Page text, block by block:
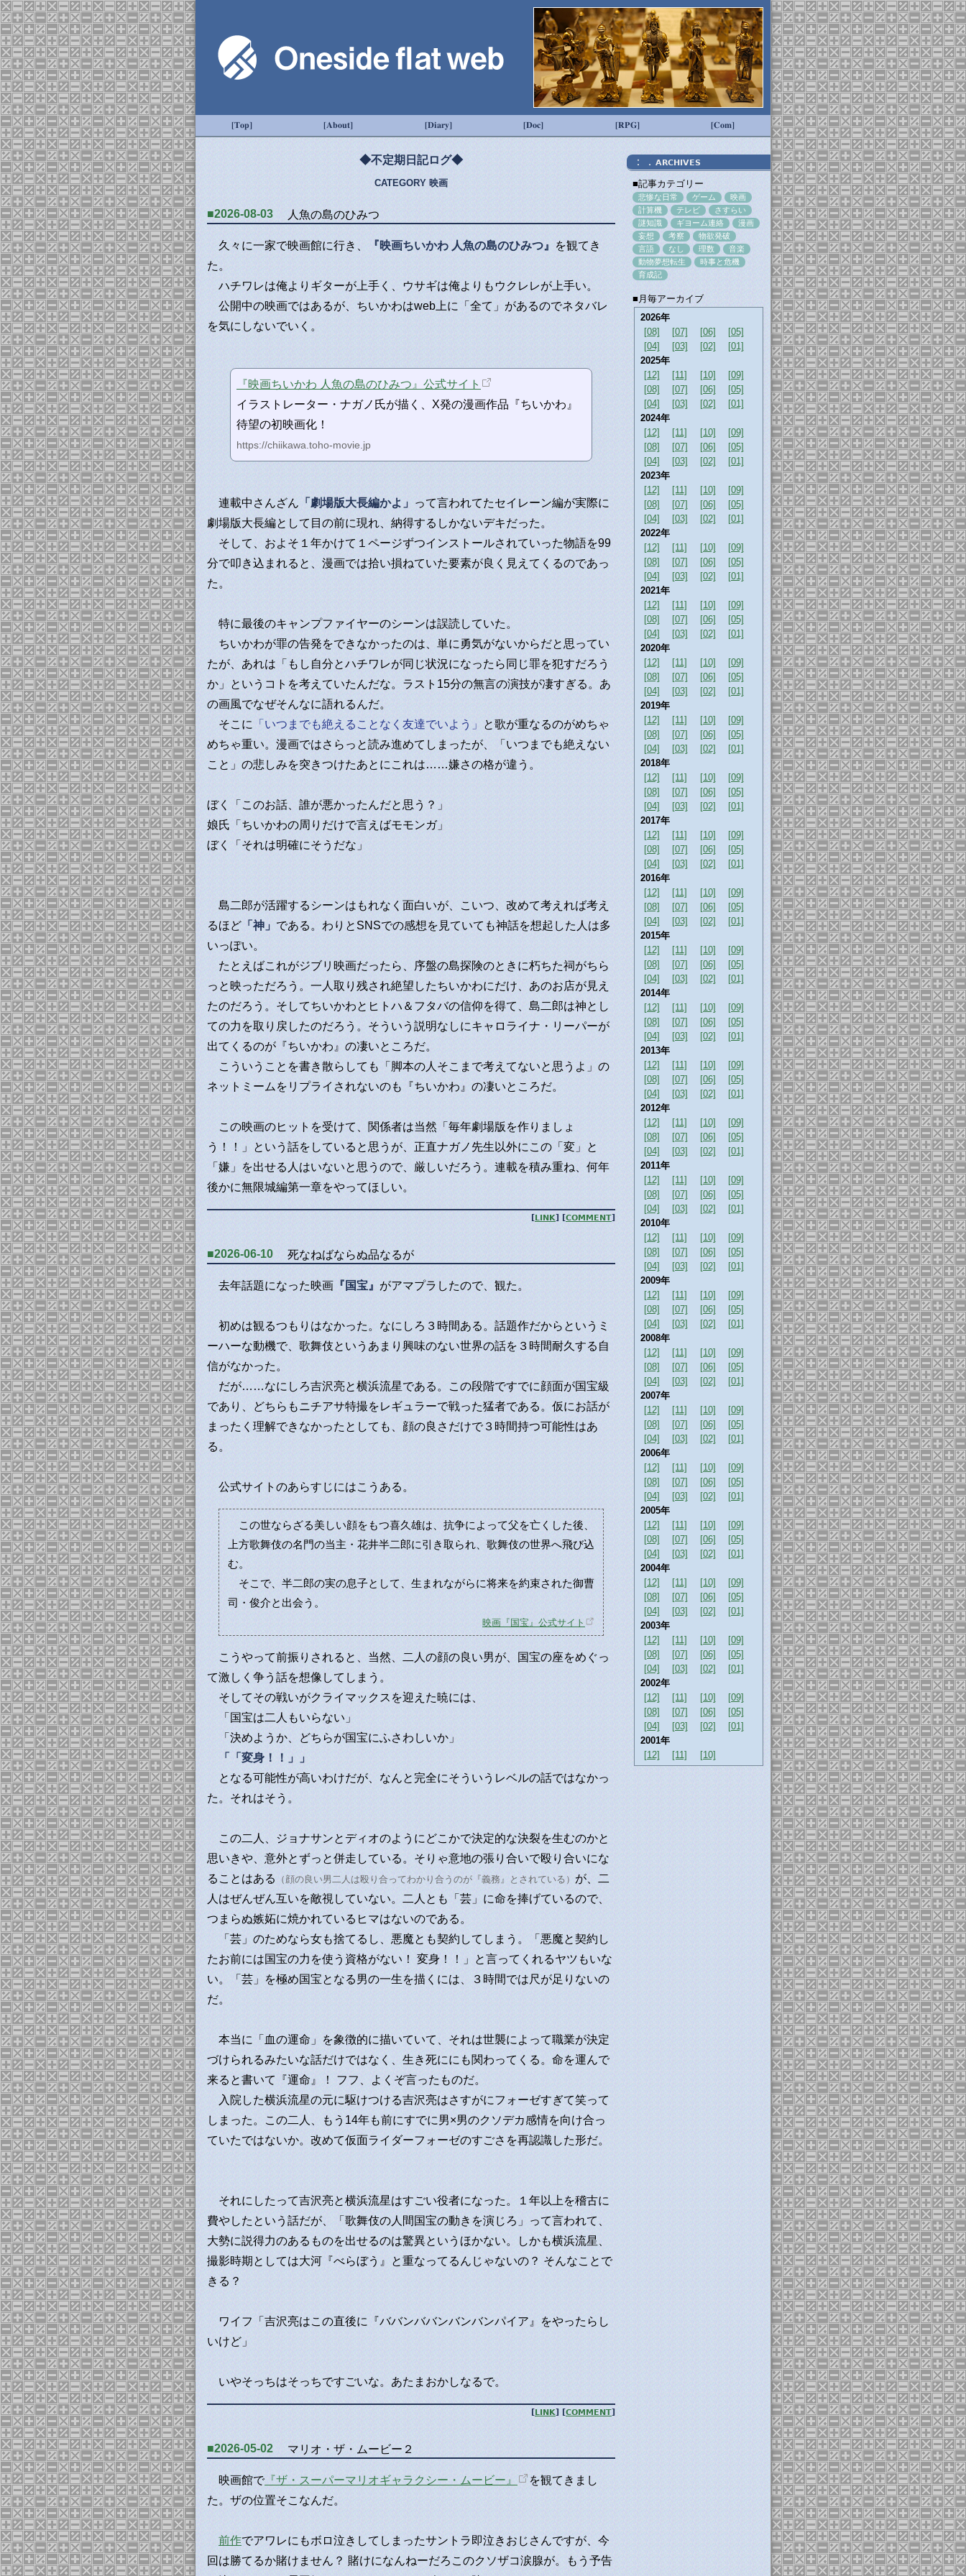
[Top] [About] [Diary] [Doc] [RPG] [Com]
◆不定期日記ログ◆
CATEGORY 映画
■2026-08-03 人魚の島のひみつ
久々に一家で映画館に行き、 『映画ちいかわ 人魚の島のひみつ』
を観てき
た。
ハチワレは俺よりギターが上手く、ウサギは俺よりもウクレレが上手い。
公開中の映画ではあるが、ちいかわはweb上に「全て」があるのでネタバレ
を気にしないでいく。
『映画ちいかわ 人魚の島のひみつ』公式サイト
イラストレーター・ナガノ氏が描く、X発の漫画作品『ちいかわ』
待望の初映画化！
https://chiikawa.toho-movie.jp
連載中さんざん 「劇場版大長編かよ」 って言われてたセイレーン編が実際に
劇場版大長編として目の前に現れ、納得するしかないデキだった。
そして、およそ１年かけて１ページずつインストールされていった物語を99
分で叩き込まれると、漫画では拾い損ねていた要素が良く見えてくるのであっ
た。
特に最後のキャンプファイヤーのシーンは誤読していた。
ちいかわが罪の告発をできなかったのは、単に勇気がないからだと思ってい
たが、あれは「もし自分とハチワレが同じ状況になったら同じ罪を犯すだろう
か」というコトを考えていたんだな。ラスト15分の無言の演技が凄すぎる。あ
の画風でなぜそんなに語れるんだ。
そこに
「いつまでも絶えることなく友達でいよう」
と歌が重なるのがめちゃ
めちゃ重い。漫画ではさらっと読み進めてしまったが、「いつまでも絶えない
こと」の悲しみを突きつけたあとにこれは……嫌さの格が違う。
ぼく「このお話、誰が悪かったんだと思う？」
娘氏「ちいかわの周りだけで言えばモモンガ」
ぼく「それは明確にそうだな」
島二郎が活躍するシーンはもれなく面白いが、こいつ、改めて考えれば考え
るほど 「神」 である。わりとSNSでの感想を見ていても神話を想起した人は多
いっぽい。
たとえばこれがジブリ映画だったら、序盤の島探険のときに朽ちた祠がちら
っと映っただろう。一人取り残され絶望したちいかわにだけ、あのお店が見え
たのだろう。そしてちいかわとヒトハ＆フタバの信仰を得て、島二郎は神とし
ての力を取り戻したのだろう。そういう説明なしにキャロライナ・リーパーが
出てくるのが『ちいかわ』の凄いところだ。
こういうことを書き散らしても「脚本の人そこまで考えてないと思うよ」の
ネットミームをリプライされないのも『ちいかわ』の凄いところだ。
この映画のヒットを受けて、関係者は当然「毎年劇場版を作りましょ
う！！」という話をしていると思うが、正直ナガノ先生以外にこの「変」と
「嫌」を出せる人はいないと思うので、厳しいだろう。連載を積み重ね、何年
後かに無限城編第一章をやってほしい。
[LINK ] [COMMENT]
■2026-06-10 死なねばならぬ品なるが
去年話題になった映画 『国宝』 がアマプラしたので、観た。
初めは観るつもりはなかった。なにしろ３時間ある。話題作だからというミ
ーハーな動機で、歌舞伎というあまり興味のない世界の話を３時間耐久する自
信がなかった。
だが……なにしろ吉沢亮と横浜流星である。この段階ですでに顔面が国宝級
であり、どちらもニチアサ特撮をレギュラーで戦った猛者である。仮にお話が
まったく理解できなかったとしても、顔の良さだけで３時間持つ可能性はあ
る。
公式サイトのあらすじにはこうある。
この世ならざる美しい顔をもつ喜久雄は、抗争によって父を亡くした後、
上方歌舞伎の名門の当主・花井半二郎に引き取られ、歌舞伎の世界へ飛び込
む。
そこで、半二郎の実の息子として、生まれながらに将来を約束された御曹
司・俊介と出会う。
映画『国宝』公式サイト
こうやって前振りされると、当然、二人の顔の良い男が、国宝の座をめぐっ
て激しく争う話を想像してしまう。
そしてその戦いがクライマックスを迎えた暁には、
「国宝は二人もいらない」
「決めようか、どちらが国宝にふさわしいか」
「「変身！！」」
となる可能性が高いわけだが、なんと完全にそういうレベルの話ではなかっ
た。それはそう。
この二人、ジョナサンとディオのようにどこかで決定的な決裂を生むのかと
思いきや、意外とずっと併走している。そりゃ意地の張り合いで殴り合いにな
ることはある
（顔の良い男二人は殴り合ってわかり合うのが『義務』とされている） が、二
人はぜんぜん互いを敵視していない。二人とも「芸」に命を捧げているので、
つまらぬ嫉妬に焼かれているヒマはないのである。
「芸」のためなら女も捨てるし、悪魔とも契約してしまう。「悪魔と契約し
たお前には国宝の力を使う資格がない！ 変身！！」と言ってくれるヤツもいな
い。「芸」を極め国宝となる男の一生を描くには、３時間では尺が足りないの
だ。
本当に「血の運命」を象徴的に描いていて、それは世襲によって職業が決定
づけられるみたいな話だけではなく、生き死ににも関わってくる。命を運んで
来ると書いて『運命』！ フフ、よくぞ言ったものだ。
入院した横浜流星の元に駆けつける吉沢亮はさすがにフォーゼすぎて笑って
しまった。この二人、もう14年も前にすでに男×男のクソデカ感情を向け合っ
ていたではないか。改めて仮面ライダーフォーゼのすごさを再認識した形だ。
それにしたって吉沢亮と横浜流星はすごい役者になった。１年以上を稽古に
費やしたという話だが、「歌舞伎の人間国宝の動きを演じろ」って言われて、
大勢に説得力のあるものを出せるのは驚異というほかない。しかも横浜流星、
撮影時期としては大河『べらぼう』と重なってるんじゃないの？ そんなことで
きる？
ワイフ「吉沢亮はこの直後に『ババンババンバンバンパイア』をやったらし
いけど」
いやそっちはそっちですごいな。あたまおかしなるで。
[LINK ] [COMMENT]
■2026-05-02 マリオ・ザ・ムービー２
映画館で『ザ・スーパーマリオギャラクシー・ムービー』
を観てきまし
た。ザの位置そこなんだ。
前作でアワレにもボロ泣きしてしまったサントラ即泣きおじさんですが、今
回は勝てるか賭けません？ 賭けになんねーだろこのクソザコ涙腺が。もう予告
：． ARCHIVES
■記事カテゴリー
悲惨な日常 ゲーム
映画
計算機
テレビ
さすらい
謎知識
ギヨーム連絡
漫画
妄想
考察
物欲発破
言語
なし 理数
音楽
動物夢想転生
時事と危機
育成記
■月毎アーカイブ
2026年
[08]
[07] [06]
[05]
[04]
[03] [02]
[01]
2025年
[12]
[11] [10]
[09]
[08]
[07] [06]
[05]
[04]
[03] [02]
[01]
2024年
[12]
[11] [10]
[09]
[08]
[07] [06]
[05]
[04]
[03] [02]
[01]
2023年
[12]
[11] [10]
[09]
[08]
[07] [06]
[05]
[04]
[03] [02]
[01]
2022年
[12]
[11] [10]
[09]
[08]
[07] [06]
[05]
[04]
[03] [02]
[01]
2021年
[12]
[11] [10]
[09]
[08]
[07] [06]
[05]
[04]
[03] [02]
[01]
2020年
[12]
[11] [10]
[09]
[08]
[07] [06]
[05]
[04]
[03] [02]
[01]
2019年
[12]
[11] [10]
[09]
[08]
[07] [06]
[05]
[04]
[03] [02]
[01]
2018年
[12]
[11] [10]
[09]
[08]
[07] [06]
[05]
[04]
[03] [02]
[01]
2017年
[12]
[11] [10]
[09]
[08]
[07] [06]
[05]
[04]
[03] [02]
[01]
2016年
[12]
[11] [10]
[09]
[08]
[07] [06]
[05]
[04]
[03] [02]
[01]
2015年
[12]
[11] [10]
[09]
[08]
[07] [06]
[05]
[04]
[03] [02]
[01]
2014年
[12]
[11] [10]
[09]
[08]
[07] [06]
[05]
[04]
[03] [02]
[01]
2013年
[12]
[11] [10]
[09]
[08]
[07] [06]
[05]
[04]
[03] [02]
[01]
2012年
[12]
[11] [10]
[09]
[08]
[07] [06]
[05]
[04]
[03] [02]
[01]
2011年
[12]
[11] [10]
[09]
[08]
[07] [06]
[05]
[04]
[03] [02]
[01]
2010年
[12]
[11] [10]
[09]
[08]
[07] [06]
[05]
[04]
[03] [02]
[01]
2009年
[12]
[11] [10]
[09]
[08]
[07] [06]
[05]
[04]
[03] [02]
[01]
2008年
[12]
[11] [10]
[09]
[08]
[07] [06]
[05]
[04]
[03] [02]
[01]
2007年
[12]
[11] [10]
[09]
[08]
[07] [06]
[05]
[04]
[03] [02]
[01]
2006年
[12]
[11] [10]
[09]
[08]
[07] [06]
[05]
[04]
[03] [02]
[01]
2005年
[12]
[11] [10]
[09]
[08]
[07] [06]
[05]
[04]
[03] [02]
[01]
2004年
[12]
[11] [10]
[09]
[08]
[07] [06]
[05]
[04]
[03] [02]
[01]
2003年
[12]
[11] [10]
[09]
[08]
[07] [06]
[05]
[04]
[03] [02]
[01]
2002年
[12]
[11] [10]
[09]
[08]
[07] [06]
[05]
[04]
[03] [02]
[01]
2001年
[12]
[11] [10]